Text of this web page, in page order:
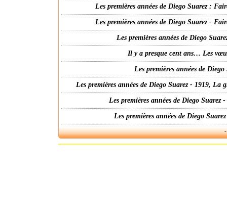
Les premières années de Diego Suarez :
Les premières années de Diego Suarez -
Les premières années de Diego
Il y a presque cent ans… Les
Les premières années de
Les premières années de Diego Suarez - 1919,
Les premières années de Diego
Les premières années de Diego